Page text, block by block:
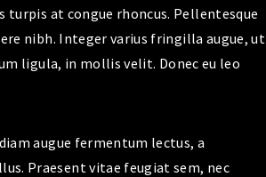
at congue rhoncus. Pellentesque
nibh. Integer varius fringilla augue, ut
ligula, in mollis velit. Donec eu leo
augue fermentum lectus, a
Praesent vitae feugiat sem, nec